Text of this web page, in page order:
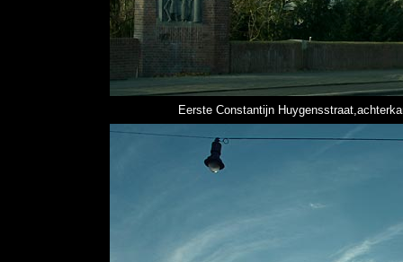
Eerste Constantijn